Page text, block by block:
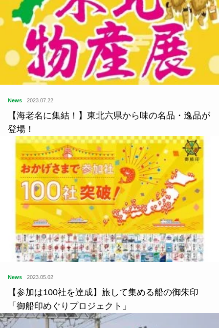
News 2023.07.22
【海老名に集結！】東北六県から味の名品・逸品が
登場！
News 2023.05.02
【参加は100社を達成】旅して集める船の御朱印
「御船印めぐりプロジェクト」